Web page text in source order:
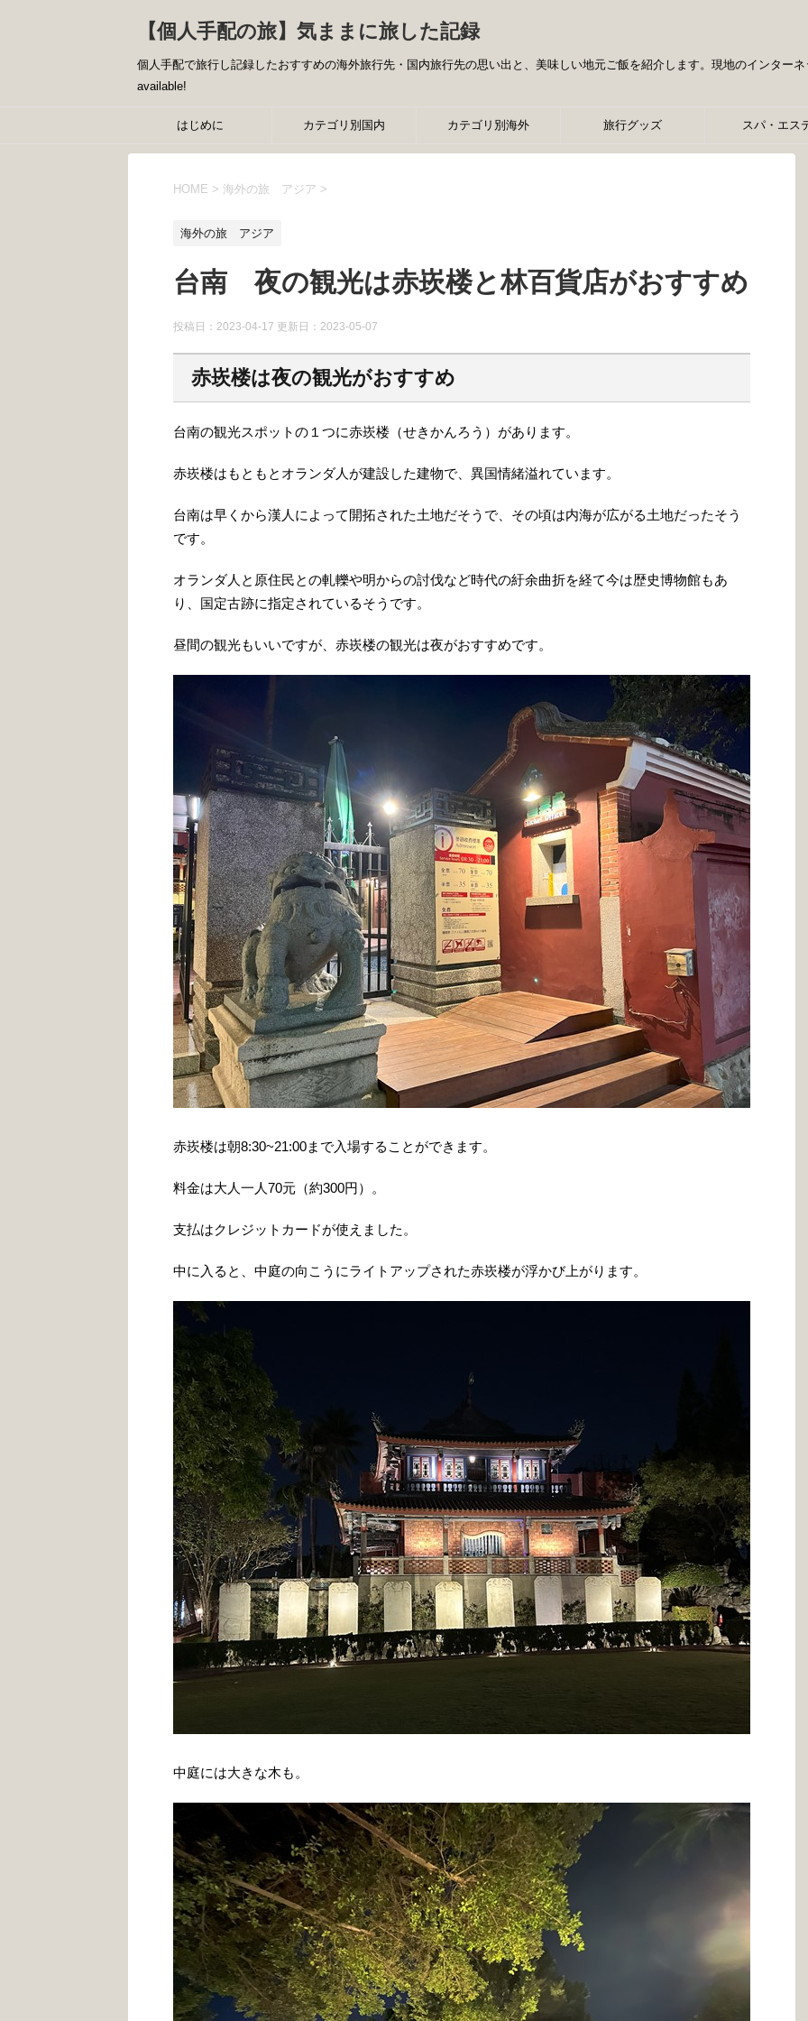
【個人手配の旅】気ままに旅した記録
個人手配で旅行し記録したおすすめの海外旅行先・国内旅行先の思い出と、美味しい地元ご飯を紹介します。現地のインター
available!
はじめに カテゴリ別国内 カテゴリ別海外 旅行グッズ スパ・エス
HOME > 海外の旅 アジア >
海外の旅 アジア
台南 夜の観光は赤崁楼と林百貨店がおすすめ
投稿日：2023-04-17 更新日： 2023-05-07
赤崁楼は夜の観光がおすすめ
台南の観光スポットの１つに赤崁楼（せきかんろう）があります。
赤崁楼はもともとオランダ人が建設した建物で、異国情緒溢れています。
台南は早くから漢人によって開拓された土地だそうで、その頃は内海が広がる土地だったそう
です。
オランダ人と原住民との軋轢や明からの討伐など時代の紆余曲折を経て今は歴史博物館もあ
り、国定古跡に指定されているそうです。
昼間の観光もいいですが、赤崁楼の観光は夜がおすすめです。
赤崁楼は朝8:30~21:00まで入場することができます。
料金は大人一人70元（約300円）。
支払はクレジットカードが使えました。
中に入ると、中庭の向こうにライトアップされた赤崁楼が浮かび上がります。
中庭には大きな木も。